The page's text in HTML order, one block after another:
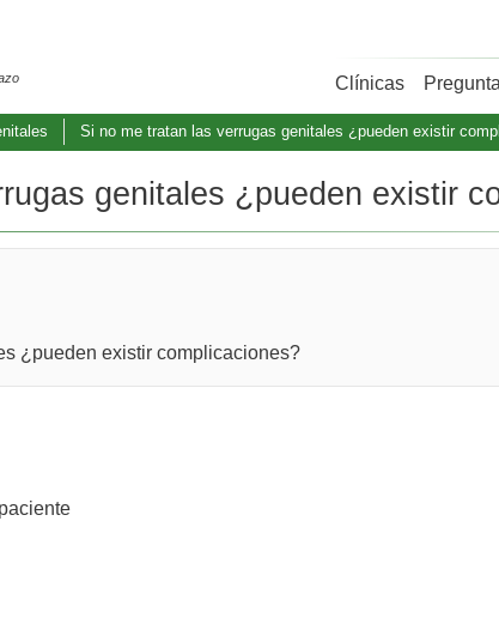
Clínicas
Si no me tratan las verrugas genitales ¿pueden existir
genitales ¿pueden existir
¿pueden existir complicaciones?